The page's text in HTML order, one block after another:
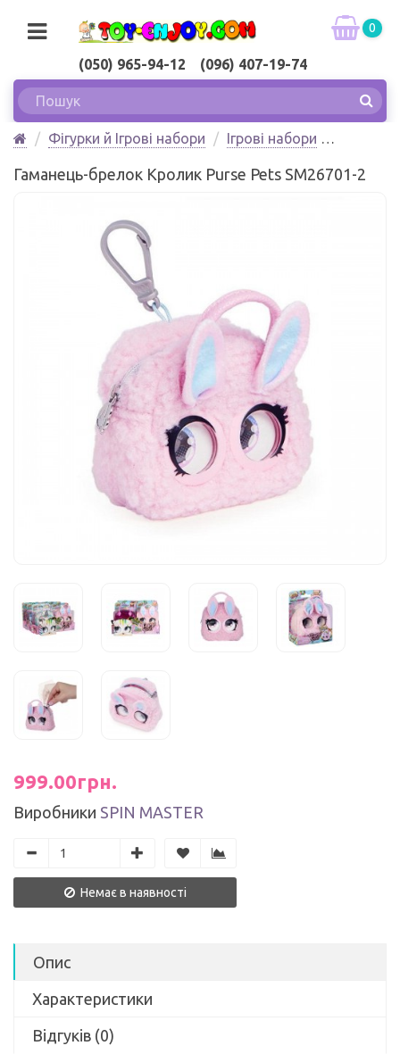
(050) 965-94-12 (096) 407-19-74
0
Фігурки й Ігрові набори
Ігрові набори
Гаманець-брелок Кролик Purse Pets SM26701-2
999.00грн.
Виробники SPIN MASTER
Немає в наявності
Опис
Характеристики
Відгуків (0)